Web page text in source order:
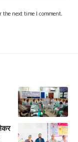
the next time I comment.